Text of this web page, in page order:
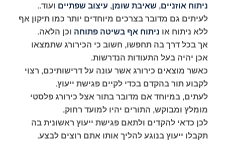
ניתוח אוזניים, שאיבת שומן, עיצוב שפתיים ועוד..
לעיתים גם מדובר בצרכים מיוחדים יותר כמו תיקון אף
ללא ניתוח או ניתוח אף בשיטה פתוחה וכן הלאה.
אך בכל דרך בה תחפשו, חשוב כי הכירורג שתמצאו
אכן יהיה בעל התעודות הנדרשות.
כאשר מוצאים כירורג אשר עונה על דרישותיכם, רצוי
לקבוע תור בהקדם בכדי לקיים פגישת ייעוץ.
לעתים, במיוחד אם מדובר בתור אצל כירורג פלסטי
מומלץ ומבוקש, התורים יהיו למועד רחוק.
לכן כדאי להקדים ולתאם פגישת ייעוץ ראשונית בה
תקבלו ייעוץ בנוגע להליך אותו אתם רוצים לבצע.